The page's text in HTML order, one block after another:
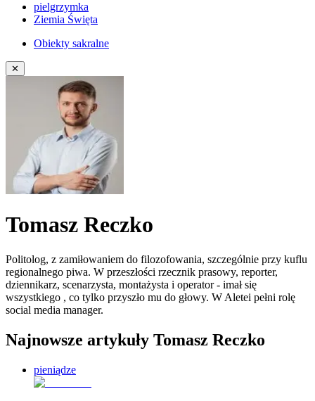
pielgrzymka
Ziemia Święta
Obiekty sakralne
✕
Tomasz Reczko
Politolog, z zamiłowaniem do filozofowania, szczególnie przy kuflu
regionalnego piwa. W przeszłości rzecznik prasowy, reporter,
dziennikarz, scenarzysta, montażysta i operator - imał się
wszystkiego , co tylko przyszło mu do głowy. W Aletei pełni rolę
social media manager.
Najnowsze artykuły Tomasz Reczko
pieniądze